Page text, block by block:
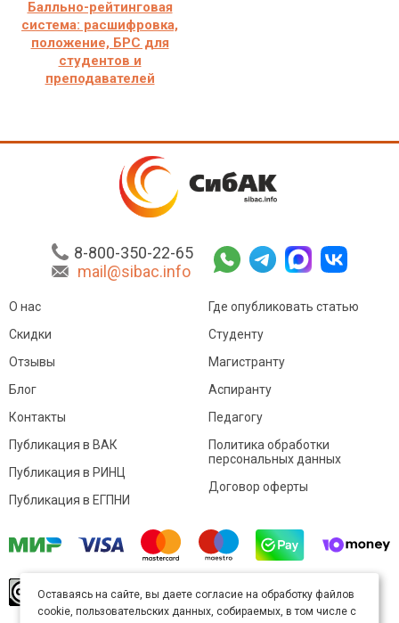
Балльно-рейтинговая
система: расшифровка,
положение, БРС для
студентов и
преподавателей
8-800-350-22-65
mail@sibac.info
О нас
Скидки
Отзывы
Блог
Контакты
Где опубликовать статью
Студенту
Магистранту
Аспиранту
Педагогу
Публикация в ВАК
Публикация в РИНЦ
Публикация в ЕГПНИ
Политика обработки
персональных данных
Договор оферты
произведение доступно полицензии Creative
Commons «Attribution» («Атрибуция») 4.0
Оставаясь на сайте, вы даете согласие на обработку файлов
cookie, пользовательских данных, собираемых, в том числе с